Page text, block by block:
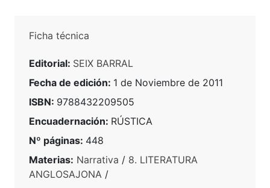
Ficha técnica
Editorial: SEIX BARRAL
Fecha de edición: 1 de Noviembre de 2011
ISBN: 9788432209505
Encuadernación: RÚSTICA
Nº páginas: 448
Materias: Narrativa / 8. LITERATURA
ANGLOSAJONA /